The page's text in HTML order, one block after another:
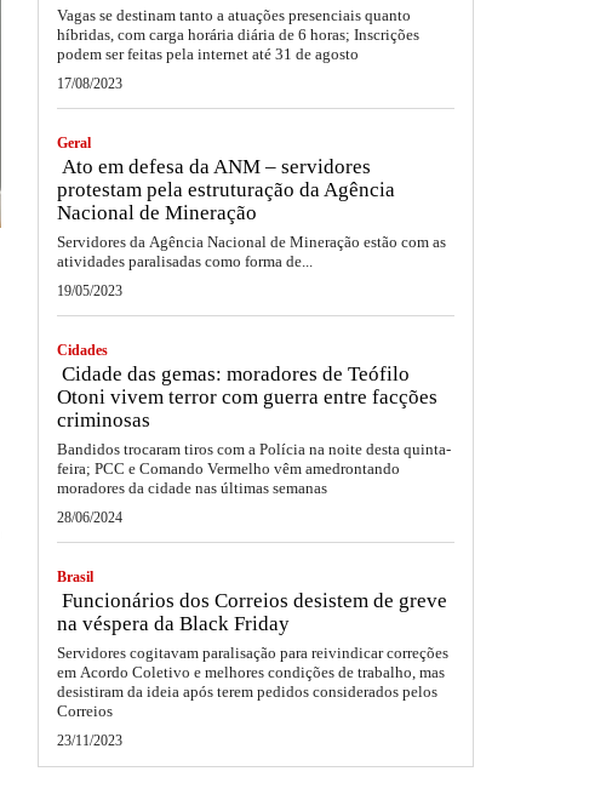
Vagas se destinam tanto a atuações presenciais quanto
híbridas, com carga horária diária de 6 horas; Inscrições
podem ser feitas pela internet até 31 de agosto
17/08/2023
Geral
Ato em defesa da ANM – servidores
protestam pela estruturação da Agência
Nacional de Mineração
Servidores da Agência Nacional de Mineração estão com as
atividades paralisadas como forma de...
19/05/2023
Cidades
Cidade das gemas: moradores de Teófilo
Otoni vivem terror com guerra entre facções
criminosas
Bandidos trocaram tiros com a Polícia na noite desta quinta-
feira; PCC e Comando Vermelho vêm amedrontando
moradores da cidade nas últimas semanas
28/06/2024
Brasil
Funcionários dos Correios desistem de greve
na véspera da Black Friday
Servidores cogitavam paralisação para reivindicar correções
em Acordo Coletivo e melhores condições de trabalho, mas
desistiram da ideia após terem pedidos considerados pelos
Correios
23/11/2023